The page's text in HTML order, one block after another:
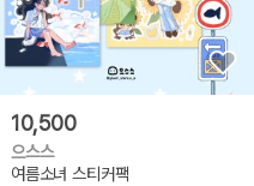
10,500
으스스
여름소녀 스티커팩